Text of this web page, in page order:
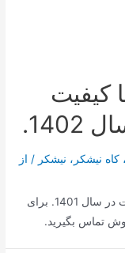
کیفیت
،کاه نیشکر ، نیشکر / از
قیمت کاه نرم نیشکر با کیفیت عالی کاهش یافت در سال 1401. برای
تماس بگیرید.